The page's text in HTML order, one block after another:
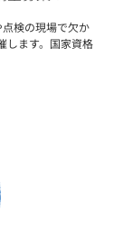
点検の現場で欠か
します。国家資格